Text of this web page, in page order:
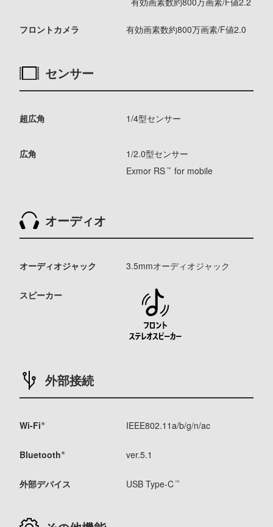
フロントカメラ 有効画素数約800万画素/F値2.0
センサー
超広角 1/4型センサー
広角
1/2.0型センサー
Exmor RS ™ for mobile
オーディオ
オーディオジャック 3.5mmオーディオジャック
スピーカー
外部接続
Wi-Fi ® IEEE802.11a/b/g/n/ac
Bluetooth ® ver.5.1
外部デバイス USB Type-C ™